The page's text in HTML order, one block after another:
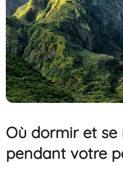
Où dormir et se
pendant votre